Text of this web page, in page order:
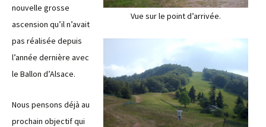
nouvelle grosse
ascension qu’il n’avait
pas réalisée depuis
l’année dernière avec
le Ballon d’Alsace.
Nous pensons déjà au
prochain objectif qui
Vue sur le point d’arrivée.